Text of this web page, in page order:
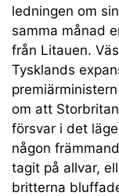
ledningen om
samma månad
från Litauen.
Tysklands
om att
försvar i det
någon
tagit på allvar,
britterna